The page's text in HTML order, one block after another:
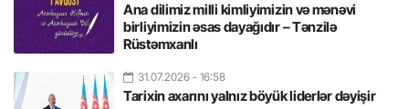
Ana dilimiz milli kimliyimizin və mənəvi
birliyimizin əsas dayağıdır – Tənzilə
Rüstəmxanlı
31.07.2026 - 16:58
Tarixin axarını yalnız böyük liderlər dəyişir